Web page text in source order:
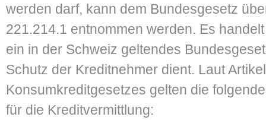
werden darf, kann dem Bundesgesetz
221.214.1 entnommen werden. Es
ein in der Schweiz geltendes
Schutz der Kreditnehmer dient. Laut
Konsumkreditgesetzes gelten die
für die Kreditvermittlung: